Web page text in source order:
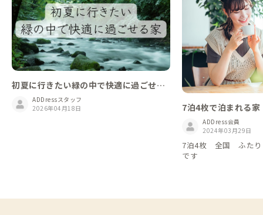
初夏に行きたい緑の中で快適に過ごせる
家
ADDressスタッフ
2026年04月18日
7泊4枚で泊まれる
ADDress会員
2024年03月29日
7泊4枚 全国 ふたり
です